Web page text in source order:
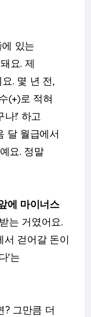
있는
요. 제
. 몇 년 전,
(+)로 적혀
나!' 하고
달 월급에서
요. 정말
에 마이너스
는 거였어요.
서 걷어갈 돈이
'는
? 그만큼 더